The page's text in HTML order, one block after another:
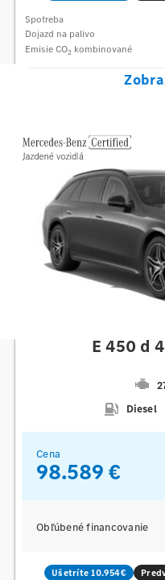
Spotreba
Dojazd na palivo
Emisie CO2 kombinované
E 450 d
Diesel
Cena
98.589 €
Obľúbené financovanie
Ušetríte 10.954€